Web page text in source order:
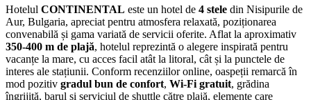
Hotelul CONTINENTAL este un hotel de 4 stele din Nisipurile de
Aur, Bulgaria, apreciat pentru atmosfera relaxată, poziționarea
convenabilă și gama variată de servicii oferite. Aflat la aproximativ
350-400 m de plajă, hotelul reprezintă o alegere inspirată pentru
vacanțe la mare, cu acces facil atât la litoral, cât și la punctele de
interes ale stațiunii. Conform recenziilor online, oaspeții remarcă în
mod pozitiv gradul bun de confort, Wi-Fi gratuit, grădina
îngrijită, barul și serviciul de shuttle către plajă, elemente care